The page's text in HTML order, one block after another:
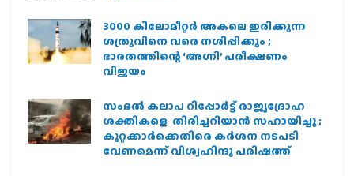
3000 കിലോമീറ്റർ അകലെ ഇരിക്കുന്ന
ശത്രുവിനെ വരെ നശിപ്പിക്കും ;
ഭാരതത്തിന്റെ ‘അഗ്നി’ പരീക്ഷണം
വിജയം
സംഭൽ കലാപ റിപ്പോർട്ട് രാജ്യദ്രോഹ
ശക്തികളെ തിരിച്ചറിയാൻ സഹായിച്ചു ;
കുറ്റക്കാർക്കെതിരെ കർശന നടപടി
വേണമെന്ന് വിശ്വഹിന്ദു പരിഷത്ത്